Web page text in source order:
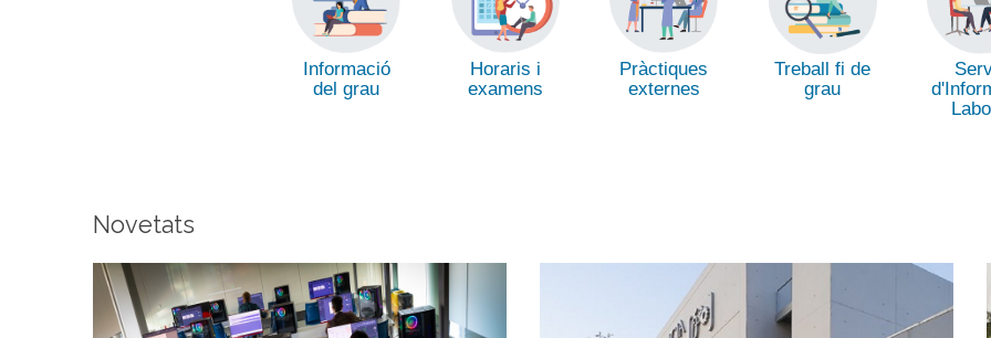
Informació
del grau
Horaris i
examens
Pràctiques
externes
Treball fi de
grau
Novetats